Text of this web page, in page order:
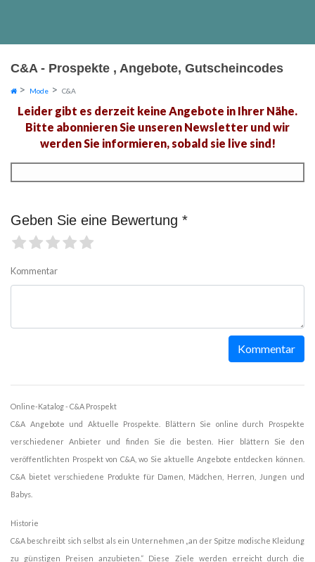
C&A - Prospekte , Angebote, Gutscheincodes
Mode C&A
Leider gibt es derzeit keine Angebote in Ihrer Nähe.
Bitte abonnieren Sie unseren Newsletter und wir
werden Sie informieren, sobald sie live sind!
Geben Sie eine Bewertung *
Kommentar
Kommentar
Online-Katalog - C&A Prospekt
C&A Angebote und Aktuelle Prospekte. Blättern Sie online durch Prospekte
verschiedener Anbieter und finden Sie die besten. Hier blättern Sie den
veröffentlichten Prospekt von C&A, wo Sie aktuelle Angebote entdecken können.
C&A bietet verschiedene Produkte für Damen, Mädchen, Herren, Jungen und
Babys.
Historie
C&A beschreibt sich selbst als ein Unternehmen „an der Spitze modische Kleidung
zu günstigen Preisen anzubieten.“ Diese Ziele werden erreicht durch die